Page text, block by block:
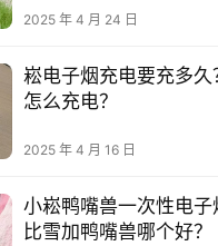
2025 年 4 月 24 日
崧电子烟充电要充多久
怎么充电？
2025 年 4 月 16 日
小崧鸭嘴兽一次性电
比雪加鸭嘴兽哪个好？